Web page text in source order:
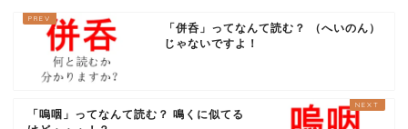
「併呑」ってなんて読む？ （へいのん）
じゃないですよ！
「嗚咽」ってなんて読む？ 鳴くに似てる